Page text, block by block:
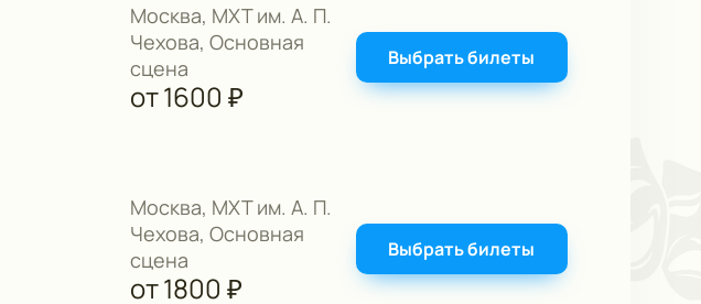
Москва, МХТ им. А. П.
Чехова, Основная
сцена
от1600 ₽
Выбрать билеты
Москва, МХТ им. А. П.
Чехова, Основная
сцена
от1800 ₽
Выбрать билеты